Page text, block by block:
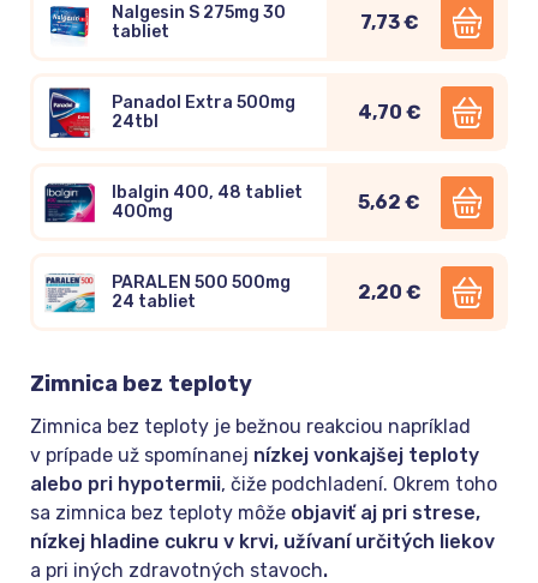
Nalgesin S 275mg 30
tabliet
7,73 €
Panadol Extra 500mg
24tbl
4,70 €
Ibalgin 400, 48 tabliet
400mg
5,62 €
PARALEN 500 500mg
24 tabliet
2,20 €
Zimnica bez teploty
Zimnica bez teploty je bežnou reakciou napríklad
v prípade už spomínanej nízkej vonkajšej teploty
alebo pri hypotermii, čiže podchladení. Okrem toho
sa zimnica bez teploty môže objaviť aj pri strese,
nízkej hladine cukru v krvi, užívaní určitých liekov
a pri iných zdravotných stavoch.